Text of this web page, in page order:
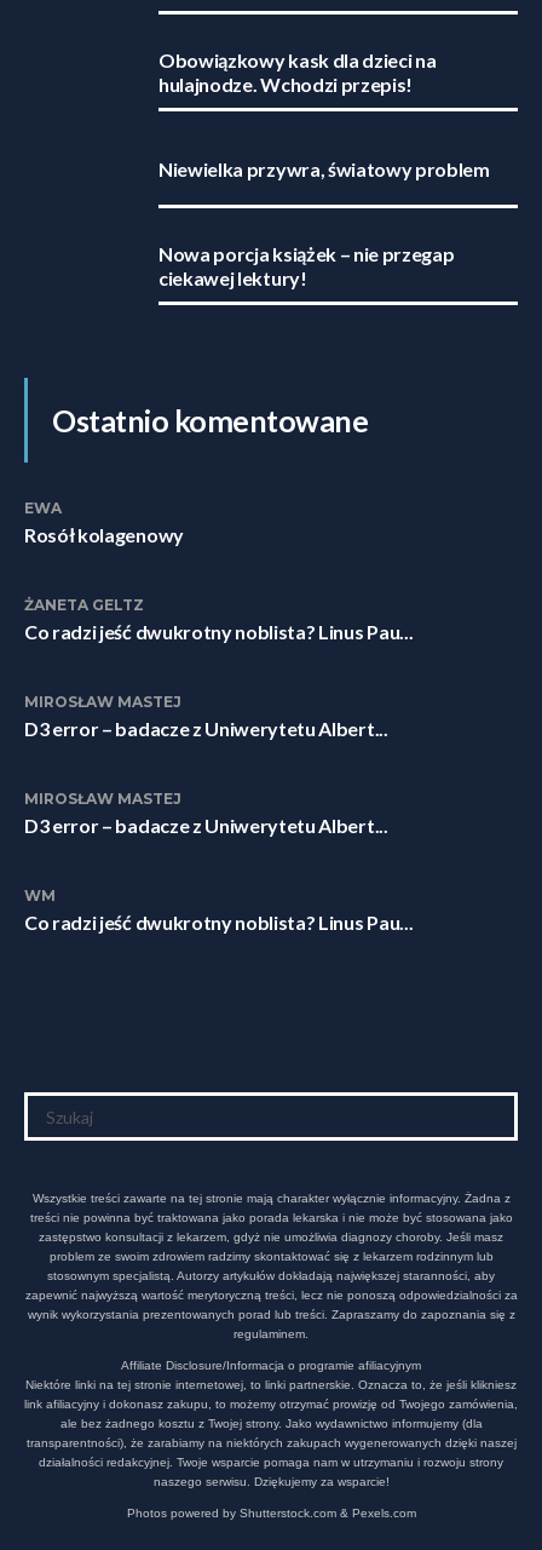
Obowiązkowy kask dla dzieci na
hulajnodze. Wchodzi przepis!
Niewielka przywra, światowy problem
Nowa porcja książek – nie przegap
ciekawej lektury!
Ostatnio komentowane
EWA
Rosół kolagenowy
ŻANETA GELTZ
Co radzi jeść dwukrotny noblista? Linus Pau...
MIROSŁAW MASTEJ
D3 error – badacze z Uniwerytetu Albert...
MIROSŁAW MASTEJ
D3 error – badacze z Uniwerytetu Albert...
WM
Co radzi jeść dwukrotny noblista? Linus Pau...
Wszystkie treści zawarte na tej stronie mają charakter wyłącznie informacyjny. Żadna z
treści nie powinna być traktowana jako porada lekarska i nie może być stosowana jako
zastępstwo konsultacji z lekarzem, gdyż nie umożliwia diagnozy choroby. Jeśli masz
problem ze swoim zdrowiem radzimy skontaktować się z lekarzem rodzinnym lub
stosownym specjalistą. Autorzy artykułów dokładają największej staranności, aby
zapewnić najwyższą wartość merytoryczną treści, lecz nie ponoszą odpowiedzialności za
wynik wykorzystania prezentowanych porad lub treści. Zapraszamy do zapoznania się z
regulaminem.
Affiliate Disclosure/Informacja o programie afiliacyjnym
Niektóre linki na tej stronie internetowej, to linki partnerskie. Oznacza to, że jeśli klikniesz
link afiliacyjny i dokonasz zakupu, to możemy otrzymać prowizję od Twojego zamówienia,
ale bez żadnego kosztu z Twojej strony. Jako wydawnictwo informujemy (dla
transparentności), że zarabiamy na niektórych zakupach wygenerowanych dzięki naszej
działalności redakcyjnej. Twoje wsparcie pomaga nam w utrzymaniu i rozwoju strony
naszego serwisu. Dziękujemy za wsparcie!
Photos powered by Shutterstock.com & Pexels.com